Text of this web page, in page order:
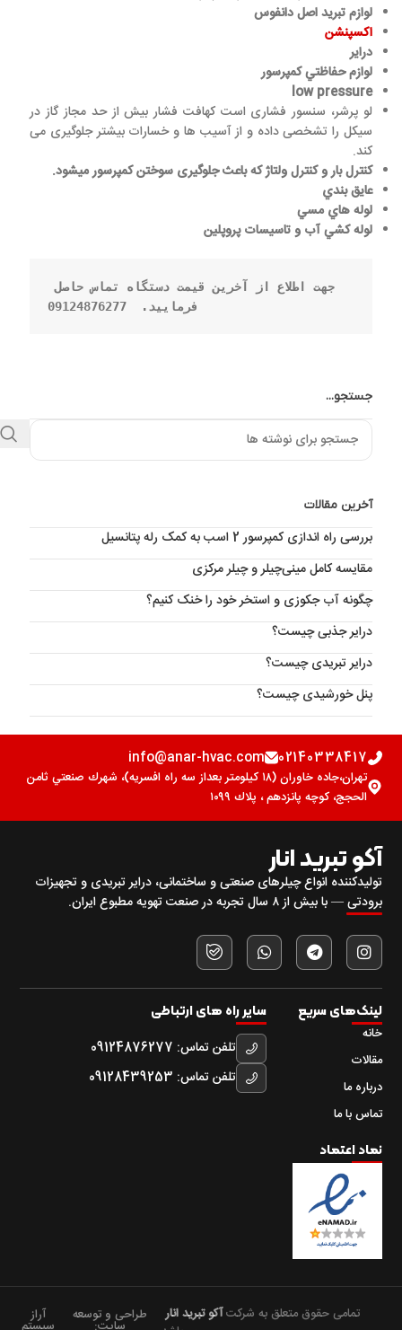
لوازم تبريد اصل دانفوس
اکسپنشن
درایر
لوازم حفاظتي كمپرسور
low pressure
لو پرشر، سنسور فشاری است کهافت فشار بیش از حد مجاز گاز در
سیکل را تشخصی داده و از آسیب ها و خسارات بیشتر جلوگیری می
کند.
كنترل بار و کنترل ولتاژکه باعث جلوگیری سوختن کمپرسور میشود.
عايق بندي
لوله هاي مسي
لوله كشي آب و تاسيسات پروپلين
جهت اطلاع از آخرین قیمت دستگاه تماس حاصل
فرمایید.  09124876277
جستجو...
آخرین مقالات
بررسی راه اندازی کمپرسور 2 اسب به کمک رله پتانسیل
مقایسه کامل مینی‌چیلر و چیلر مرکزی
چگونه آب جکوزی و استخر خود را خنک کنیم؟
درایر جذبی چیست؟
درایر تبریدی چیست؟
پنل خورشیدی چیست؟
02140338417
info@anar-hvac.com
تهران،جاده خاوران (١٨ كيلومتر بعداز سه راه افسريه)، شهرك صنعتي ثامن
الحجج، كوچه پانزدهم ، پلاك ١٠٩٩
آکو تبرید انار
تولیدکننده انواع چیلرهای صنعتی و ساختمانی، درایر تبریدی و تجهیزات
برودتی — با بیش از ۸ سال تجربه در صنعت تهویه مطبوع ایران.
لینک‌های سریع
خانه
مقالات
درباره ما
تماس با ما
سایر راه های ارتباطی
تلفن تماس: 09124876277
تلفن تماس: 09128439253
نماد اعتماد
تمامی حقوق متعلق به شرکتآکو تبرید انار
طراحی و توسعه آراز